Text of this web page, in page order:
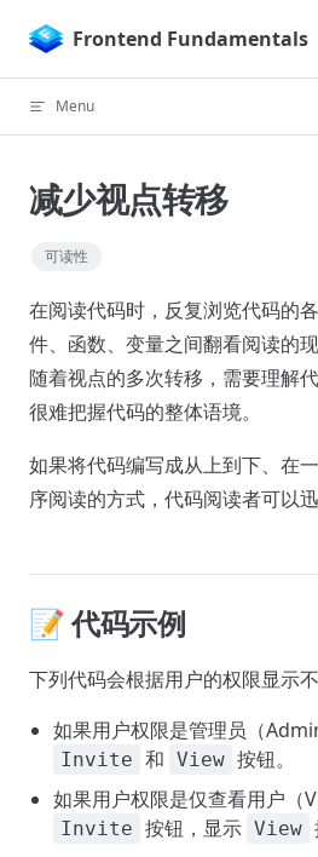
Skip to content
Frontend Fundamentals
Menu
减少视点转移
可读性
在阅读代码时，反复浏览代码的
件、函数、变量之间翻看阅读的
随着视点的多次转移，需要理解
很难把握代码的整体语境。
如果将代码编写成从上到下、在
序阅读的方式，代码阅读者可以迅
📝 代码示例
下列代码会根据用户的权限显示不
如果用户权限是管理员（
Invite 和 View 按钮。
如果用户权限是仅查看用户（
Invite 按钮，显示 View